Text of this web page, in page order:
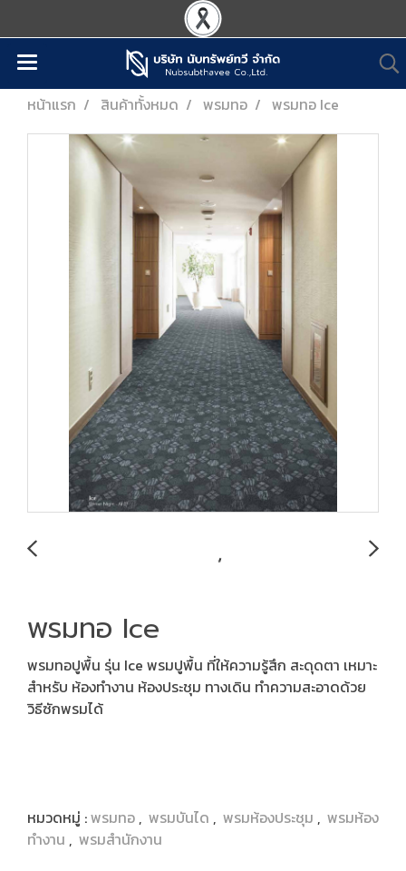
หน้าแรก สินค้าทั้งหมด พรมทอ พรมทอ Ice
พรมทอ Ice
พรมทอปูพื้น รุ่น Ice พรมปูพื้น ที่ให้ความรู้สึก สะดุดตา เหมาะ
สำหรับ ห้องทำงาน ห้องประชุม ทางเดิน ทำความสะอาดด้วย
วิธีซักพรมได้
หมวดหมู่ :พรมทอ , พรมบันได , พรมห้องประชุม , พรมห้อง
ทำงาน , พรมสำนักงาน